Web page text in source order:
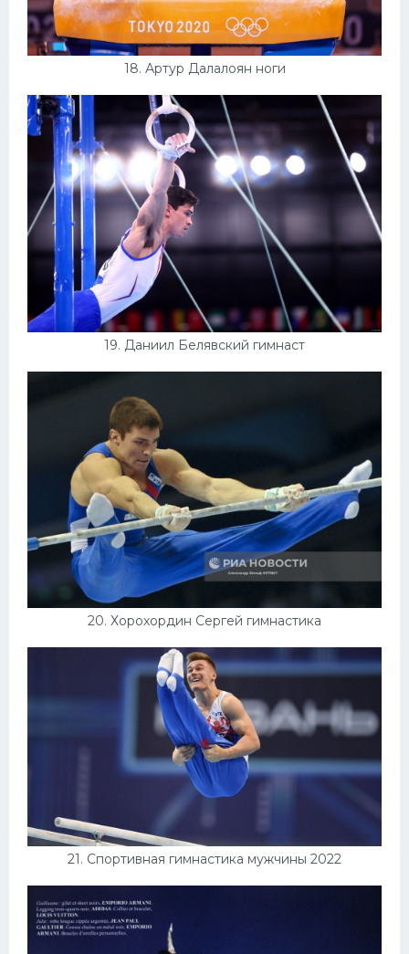
18. Артур Далалоян ноги
19. Даниил Белявский гимнаст
20. Хорохордин Сергей гимнастика
21. Спортивная гимнастика мужчины 2022